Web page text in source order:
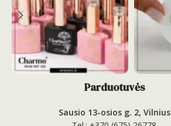
Parduotuvės
Sausio 13-osios g. 2, Vilnius